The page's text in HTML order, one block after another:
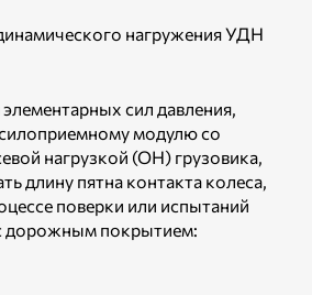
нагружения УДН
сил давления,
модулю со
нагрузкой (ОН) грузовика,
длину пятна контакта колеса,
поверки или испытаний
дорожным покрытием: